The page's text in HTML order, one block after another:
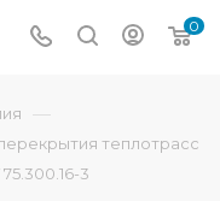
0
—
теплотрасс
3